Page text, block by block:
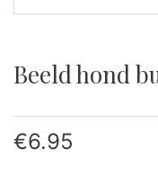
Beeld hond
€6.95